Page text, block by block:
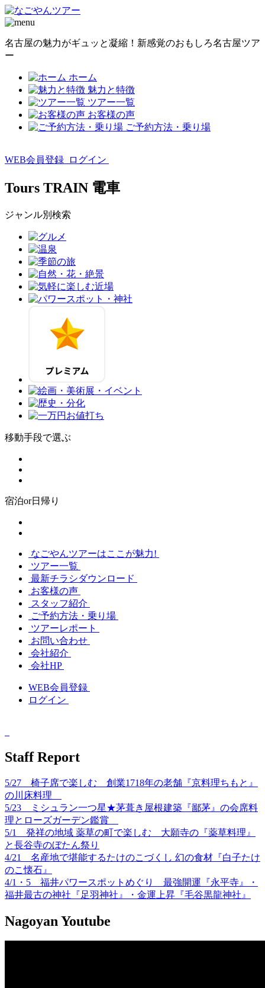
名古屋の魅力がギュッと凝縮！新感覚のおもしろ名古屋ツア
ー
ホーム
魅力と特徴
ツアー一覧
お客様の声
ご予約方法・乗り場
WEB会員登録 ログイン
Tours TRAIN 電車
ジャンル別検索
移動手段で選ぶ
宿泊or日帰り
なごやんツアーはここが魅力!
ツアー一覧
最新チラシダウンロード
お客様の声
スタッフ紹介
ご予約方法・乗り場
ツアーレポート
お問い合わせ
会社紹介
会社HP
WEB会員登録
ログイン
Staff Report
5/27 椅子席で楽しむ 創業1718年の老舗『京料理ちもと』
の川床料理
5/23 ミシュラン一つ星★茅葺き屋根建築『鄙茅』の会席料
理とローズガーデン鑑賞
5/1 発祥の地域 薬草の町で楽しむ 大願寺の『薬草料理』
と長谷寺のぼたん祭り
4/21 名産地で堪能するたけのこづくし 幻の食材『白子たけ
のこ懐石』
4/1・5 福井パワースポットめぐり 最強開運『永平寺』・
福井最古の神社『足羽神社』・金運上昇『毛谷黒龍神社』
Nagoyan Youtube